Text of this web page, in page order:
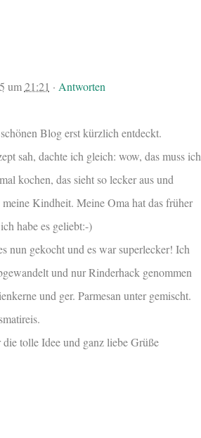
um21:21 · Antworten
Blog erst kürzlich entdeckt.
sah, dachte ich gleich: wow, das muss ich
kochen, das sieht so lecker aus und
Kindheit. Meine Oma hat das früher
habe es geliebt:-)
nun gekocht und es war superlecker! Ich
und nur Rinderhack genommen
und ger. Parmesan unter gemischt.
tolle Idee und ganz liebe Grüße